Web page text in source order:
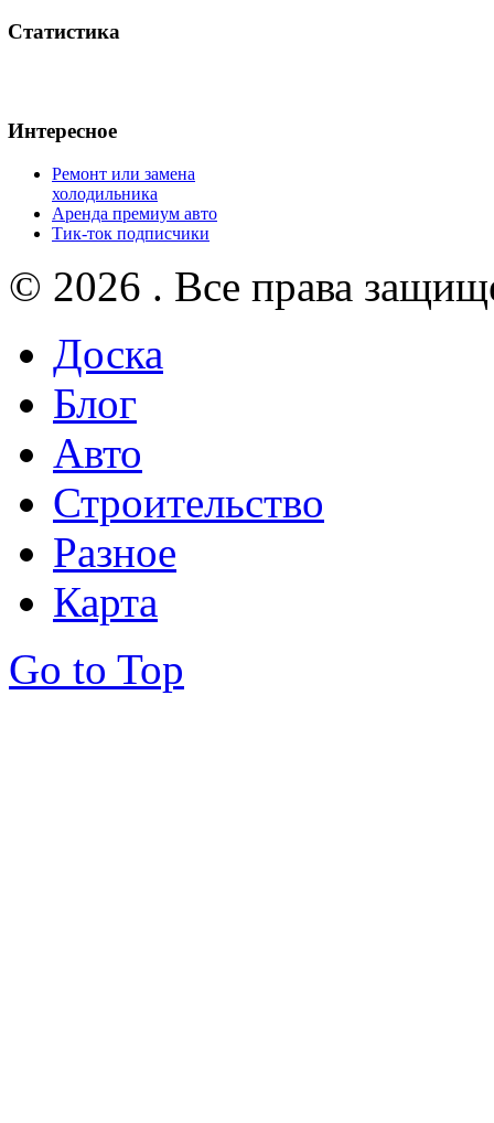
Статистика
Интересное
Ремонт или замена
холодильника
Аренда премиум авто
Тик-ток подписчики
© 2026 . Все права
Доска
Блог
Авто
Строительство
Разное
Карта
Go to Top